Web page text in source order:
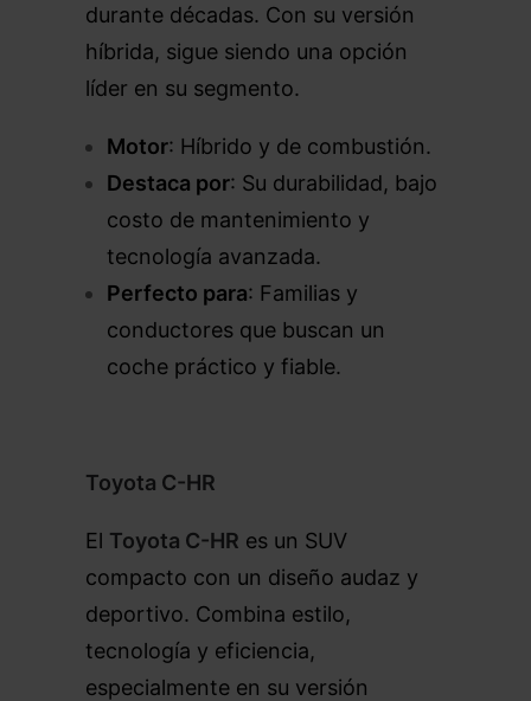
durante décadas. Con su versión
híbrida, sigue siendo una opción
líder en su segmento.
Motor: Híbrido y de combustión.
Destaca por: Su durabilidad, bajo
costo de mantenimiento y
tecnología avanzada.
Perfecto para: Familias y
conductores que buscan un
coche práctico y fiable.
Toyota C-HR
El Toyota C-HR es un SUV
compacto con un diseño audaz y
deportivo. Combina estilo,
tecnología y eficiencia,
especialmente en su versión